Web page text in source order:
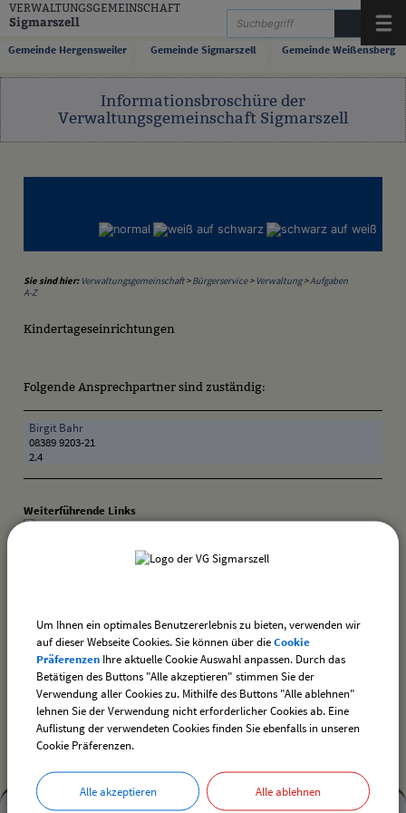
Zum Inhalt,zur Navigationoderzur Startseite springen.
VERWALTUNGSGEMEINSCHAFT
Sigmarszell
Gemeinde Hergensweiler Gemeinde Sigmarszell Gemeinde Weißensberg
Informationsbroschüre der
Verwaltungsgemeinschaft Sigmarszell
Sie sind hier: Verwaltungsgemeinschaft>Bürgerservice> Verwaltung>Aufgaben
A-Z
Kindertageseinrichtungen
Folgende Ansprechpartner sind zuständig:
Birgit Bahr
08389 9203-21
2.4
Weiterführende Links
drucken
Um Ihnen ein optimales Benutzererlebnis zu bieten, verwenden wir
auf dieser Webseite Cookies. Sie können über dieCookie
Präferenzen Ihre aktuelle Cookie Auswahl anpassen. Durch das
Betätigen des Buttons "Alle akzeptieren" stimmen Sie der
Verwendung aller Cookies zu. Mithilfe des Buttons "Alle ablehnen"
lehnen Sie der Verwendung nicht erforderlicher Cookies ab. Eine
Auflistung der verwendeten Cookies finden Sie ebenfalls in unseren
Cookie Präferenzen.
Alle akzeptieren Alle ablehnen